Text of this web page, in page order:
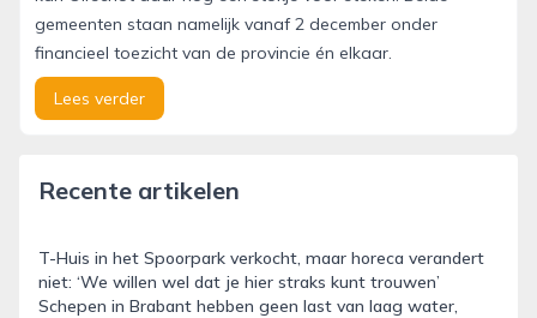
gemeenten staan namelijk vanaf 2 december onder
financieel toezicht van de provincie én elkaar.
Lees verder
Recente artikelen
T-Huis in het Spoorpark verkocht, maar horeca verandert
niet: ‘We willen wel dat je hier straks kunt trouwen’
Schepen in Brabant hebben geen last van laag water,